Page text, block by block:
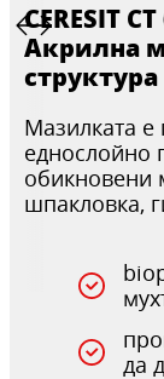
CERESIT
Акрилна
структура
Мазилката е
еднослойно
обикновени
шпакловка,
да